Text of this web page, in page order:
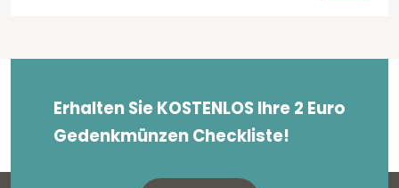
Erhalten Sie KOSTENLOS Ihre 2 Euro
Gedenkmünzen Checkliste!